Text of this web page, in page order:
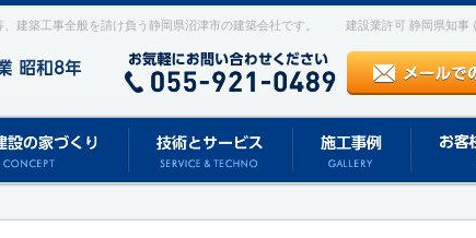
建築工事全般を請け負う静岡県沼津市の建築会社です。 建設業許可 静岡県知